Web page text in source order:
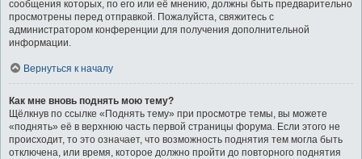
сообщения которых, по его или её мнению, должны быть предварительно
просмотрены перед отправкой. Пожалуйста, свяжитесь с
администратором конференции для получения дополнительной
информации.
Вернуться к началу
Как мне вновь поднять мою тему?
Щёлкнув по ссылке «Поднять тему» при просмотре темы, вы можете
«поднять» её в верхнюю часть первой страницы форума. Если этого не
происходит, то это означает, что возможность поднятия тем могла быть
отключена, или время, которое должно пройти до повторного поднятия